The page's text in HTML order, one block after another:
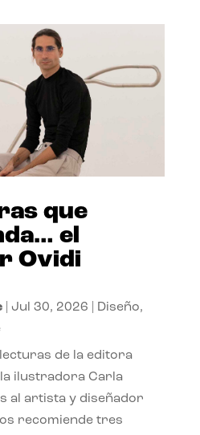
que
el
Ovidi
| Jul 30, 2026 Diseño,
de la editora
la ilustradora Carla
al artista y diseñador
recomiende tres